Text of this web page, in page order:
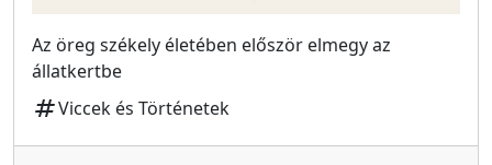
Az öreg székely életében először elmegy az
állatkertbe
tagViccek és Történetek